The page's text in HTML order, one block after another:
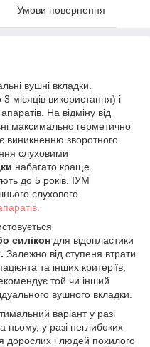
Умови повернення
вушні вкладки.
місяців використання) і
На відміну від
максимально герметично
виникненню зворотного
слуховими
набагато краще
до 5 років. ІУМ
слухового
силікон для відопластики
Залежно від ступеня втрати
та інших критеріїв,
той чи інший
вушного вкладки.
варіант у разі
ньому, у разі неглибоких
дорослих і людей похилого